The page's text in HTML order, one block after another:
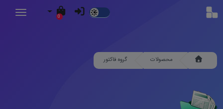
Dark
0
محصولات گروه فاکتور